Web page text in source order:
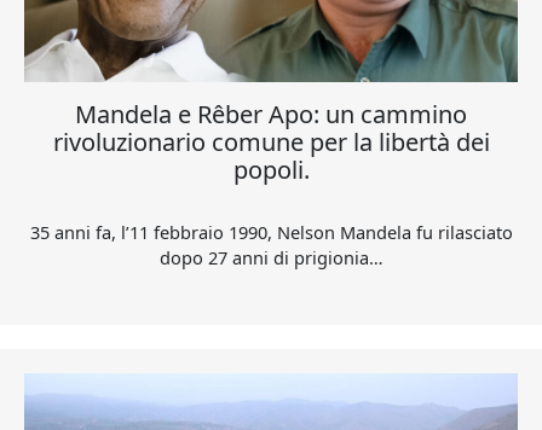
Mandela e Rêber Apo: un cammino
rivoluzionario comune per la libertà dei
popoli.
35 anni fa, l’11 febbraio 1990, Nelson Mandela fu rilasciato
dopo 27 anni di prigionia…